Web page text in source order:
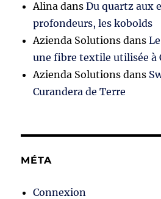
Alina dansDu quartz aux
profondeurs, les kobolds
Azienda Solutions dans
une fibre textile utilisée à
Azienda Solutions dans
Curandera de Terre
MÉTA
Connexion